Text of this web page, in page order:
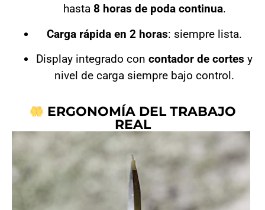
hasta 8 horas de poda continua.
Carga rápida en 2 horas: siempre lista.
Display integrado con contador de cortes y
nivel de carga siempre bajo control.
ERGONOMÍA DEL TRABAJO
REAL